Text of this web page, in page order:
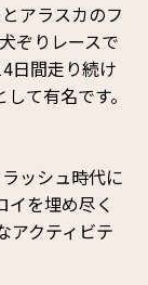
アラスカのフ
ぞりレースで
日間走り続け
て有名です。
ッシュ時代に
イを埋め尽く
アクティビテ